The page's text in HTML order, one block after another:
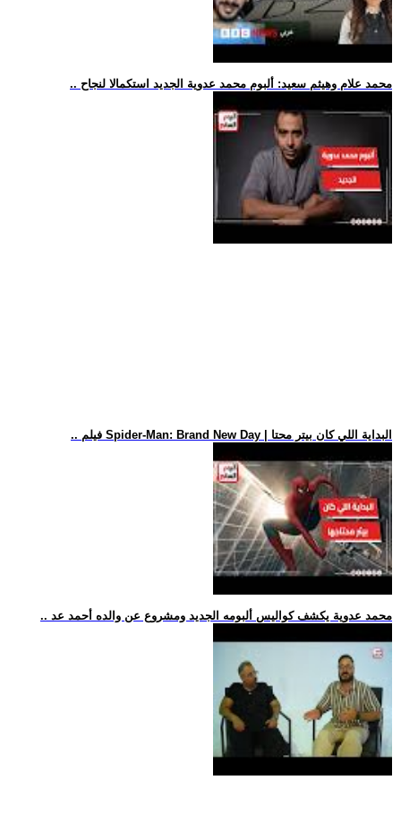
.. محمد علام وهيثم سعيد: ألبوم محمد عدوية الجديد استكمالا لنجاح
.. فيلم Spider-Man: Brand New Day | البداية اللي كان بيتر محتا
.. محمد عدوية يكشف كواليس ألبومه الجديد ومشروع عن والده أحمد عد